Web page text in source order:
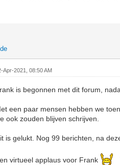
Apr-2021, 08:50 AM
is begonnen met dit forum,
een paar mensen hebben we
ook zouden blijven schrijven.
is gelukt. Nog 99 berichten, na
virtueel applaus voor Frank